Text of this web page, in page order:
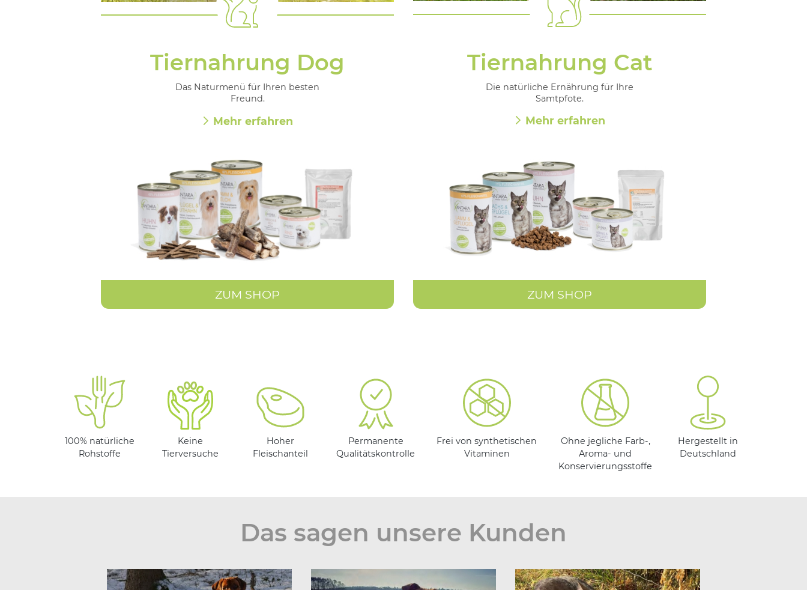
Tiernahrung Dog
Das Naturmenü für Ihren besten
Freund.
Mehr erfahren
ZUM SHOP
Tiernahrung Cat
Die natürliche Ernährung für Ihre
Samtpfote.
Mehr erfahren
ZUM SHOP
100% natürliche
Rohstoffe
Keine
Tierversuche
Hoher
Fleischanteil
Permanente
Qualitätskontrolle
Frei von synthetischen
Vitaminen
Ohne jegliche Farb-,
Aroma- und
Konservierungsstoffe
Hergestellt in
Deutschland
Das sagen unsere Kunden